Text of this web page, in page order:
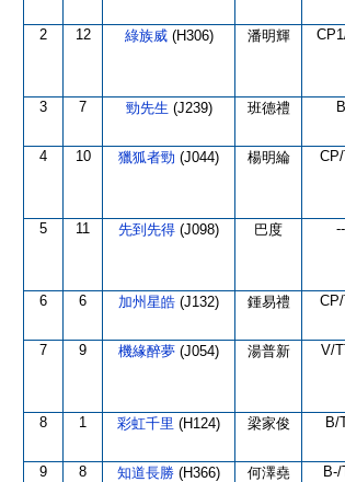
2 12 綠族威 (H306) 潘明輝
3 7 勁先生 (J239) 班德禮 B
4 10 獵狐者勁 (J044) 楊明綸
5 11 先到先得 (J098) 巴度 --
6 6 加州星皓 (J132) 鍾易禮
7 9 機緣醉夢 (J054) 湯普新 V/
8 1 彩虹千里 (H124) 梁家俊 B/
9 8 知道長勝 (H366) 何澤堯 B-/